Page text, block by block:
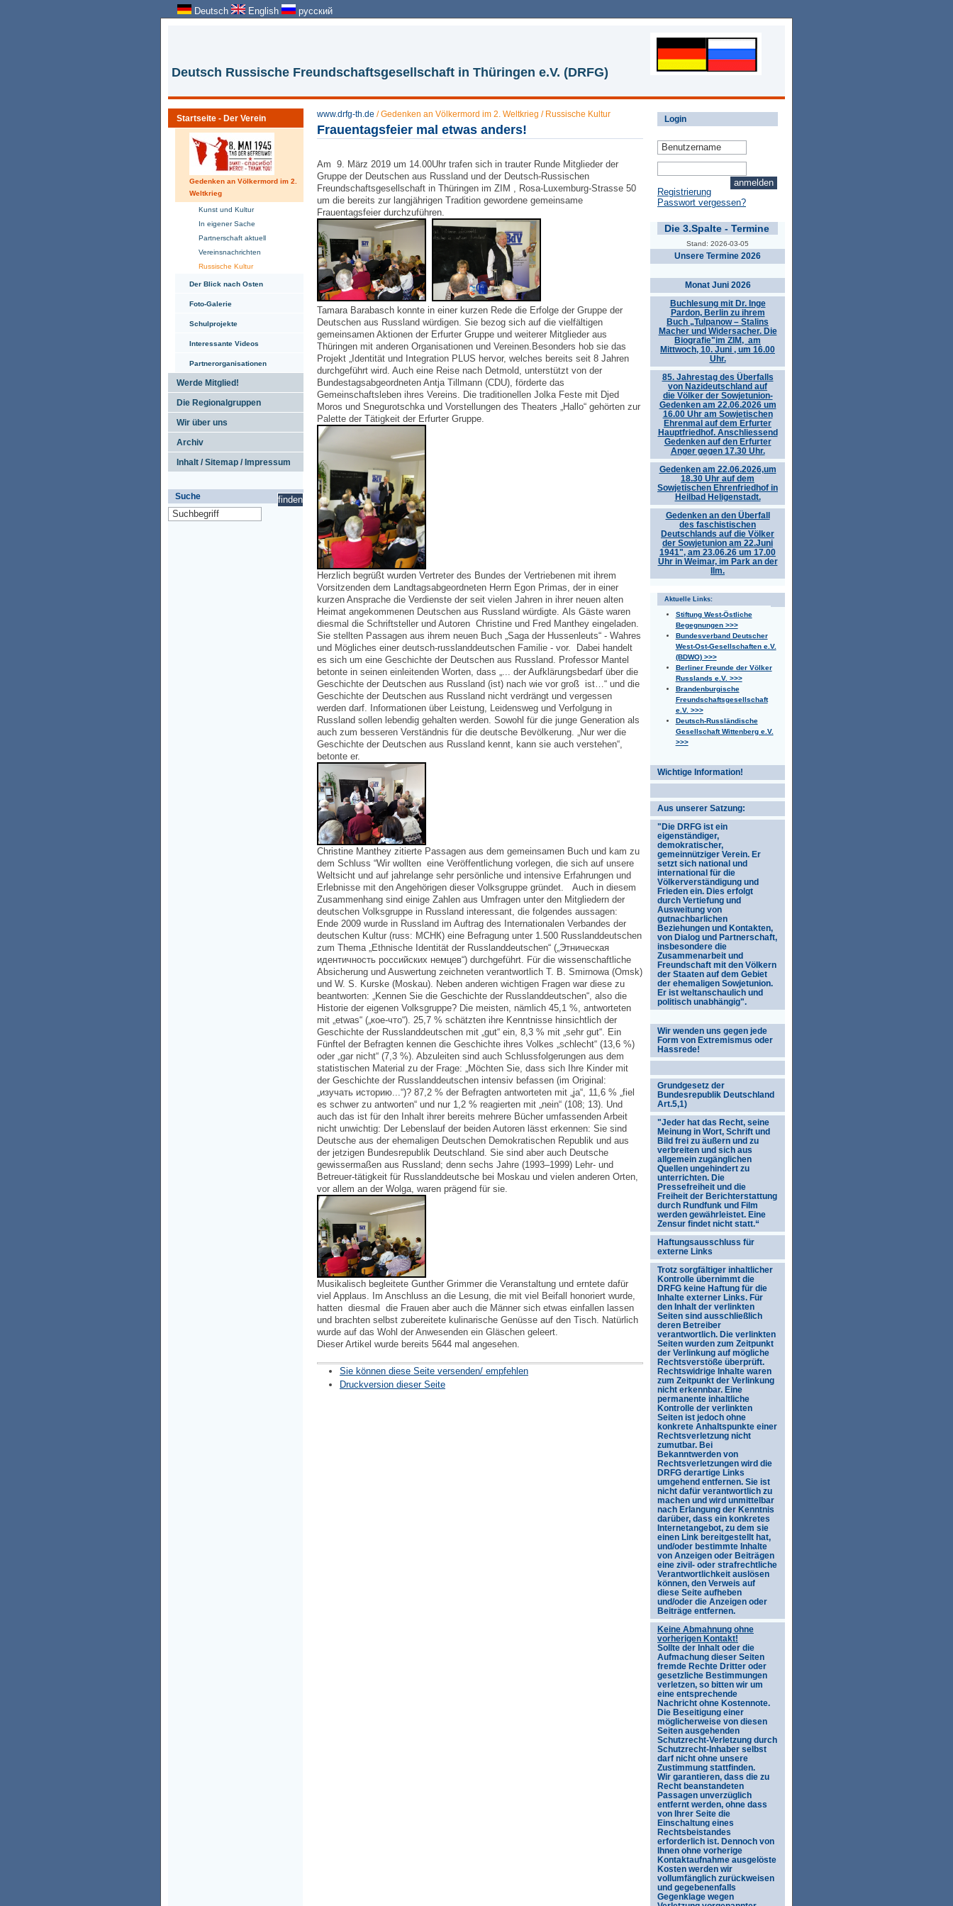
Deutsch English русский
Deutsch Russische Freundschaftsgesellschaft in Thüringen e.V. (DRFG)
Startseite - Der Verein
Gedenken an Völkermord im 2.
Weltkrieg
Kunst und Kultur
In eigener Sache
Partnerschaft aktuell
Vereinsnachrichten
Russische Kultur
Der Blick nach Osten
Foto-Galerie
Schulprojekte
Interessante Videos
Partnerorganisationen
Werde Mitglied!
Die Regionalgruppen
Wir über uns
Archiv
Inhalt / Sitemap / Impressum
Suche
Login
Registrierung
Passwort vergessen?
Die 3.Spalte - Termine
Stand: 2026-03-05
Unsere Termine 2026
Monat Juni 2026
Buchlesung mit Dr. Inge
Pardon, Berlin zu ihrem
Buch „Tulpanow – Stalins
Macher und Widersacher. Die
Biografie"im ZIM, am
Mittwoch, 10. Juni , um 16.00
Uhr.
85. Jahrestag des Überfalls
von Nazideutschland auf
die Völker der Sowjetunion-
Gedenken am 22.06.2026 um
16.00 Uhr am Sowjetischen
Ehrenmal auf dem Erfurter
Hauptfriedhof. Anschliessend
Gedenken auf den Erfurter
Anger gegen 17.30 Uhr.
Gedenken am 22.06.2026,um
18.30 Uhr auf dem
Sowjetischen Ehrenfriedhof in
Heilbad Heligenstadt.
Gedenken an den Überfall
des faschistischen
Deutschlands auf die Völker
der Sowjetunion am 22.Juni
1941", am 23.06.26 um 17.00
Uhr in Weimar, im Park an der
Ilm.
Aktuelle Links:
Stiftung West-Östliche
Begegnungen >>>
Bundesverband Deutscher
West-Ost-Gesellschaften e.V.
(BDWO) >>>
Berliner Freunde der Völker
Russlands e.V. >>>
Brandenburgische
Freundschaftsgesellschaft
e.V. >>>
Deutsch-Russländische
Gesellschaft Wittenberg e.V.
>>>
Wichtige Information!
Aus unserer Satzung:
"Die DRFG ist ein
eigenständiger,
demokratischer,
gemeinnütziger Verein. Er
setzt sich national und
international für die
Völkerverständigung und
Frieden ein. Dies erfolgt
durch Vertiefung und
Ausweitung von
gutnachbarlichen
Beziehungen und Kontakten,
von Dialog und Partnerschaft,
insbesondere die
Zusammenarbeit und
Freundschaft mit den Völkern
der Staaten auf dem Gebiet
der ehemaligen Sowjetunion.
Er ist weltanschaulich und
politisch unabhängig".
Wir wenden uns gegen jede
Form von Extremismus oder
Hassrede!
Grundgesetz der
Bundesrepublik Deutschland
Art.5,1)
"Jeder hat das Recht, seine
Meinung in Wort, Schrift und
Bild frei zu äußern und zu
verbreiten und sich aus
allgemein zugänglichen
Quellen ungehindert zu
unterrichten. Die
Pressefreiheit und die
Freiheit der Berichterstattung
durch Rundfunk und Film
werden gewährleistet. Eine
Zensur findet nicht statt.“
Haftungsausschluss für
externe Links
Trotz sorgfältiger inhaltlicher
Kontrolle übernimmt die
DRFG keine Haftung für die
Inhalte externer Links. Für
den Inhalt der verlinkten
Seiten sind ausschließlich
deren Betreiber
verantwortlich. Die verlinkten
Seiten wurden zum Zeitpunkt
der Verlinkung auf mögliche
Rechtsverstöße überprüft.
Rechtswidrige Inhalte waren
zum Zeitpunkt der Verlinkung
nicht erkennbar. Eine
permanente inhaltliche
Kontrolle der verlinkten
Seiten ist jedoch ohne
konkrete Anhaltspunkte einer
Rechtsverletzung nicht
zumutbar. Bei
Bekanntwerden von
Rechtsverletzungen wird die
DRFG derartige Links
umgehend entfernen. Sie ist
nicht dafür verantwortlich zu
machen und wird unmittelbar
nach Erlangung der Kenntnis
darüber, dass ein konkretes
Internetangebot, zu dem sie
einen Link bereitgestellt hat,
und/oder bestimmte Inhalte
von Anzeigen oder Beiträgen
eine zivil- oder strafrechtliche
Verantwortlichkeit auslösen
können, den Verweis auf
diese Seite aufheben
und/oder die Anzeigen oder
Beiträge entfernen.
Keine Abmahnung ohne
vorherigen Kontakt!
Sollte der Inhalt oder die
Aufmachung dieser Seiten
fremde Rechte Dritter oder
gesetzliche Bestimmungen
verletzen, so bitten wir um
eine entsprechende
Nachricht ohne Kostennote.
Die Beseitigung einer
möglicherweise von diesen
Seiten ausgehenden
Schutzrecht-Verletzung durch
Schutzrecht-Inhaber selbst
darf nicht ohne unsere
Zustimmung stattfinden.
Wir garantieren, dass die zu
Recht beanstandeten
Passagen unverzüglich
entfernt werden, ohne dass
von Ihrer Seite die
Einschaltung eines
Rechtsbeistandes
erforderlich ist. Dennoch von
Ihnen ohne vorherige
Kontaktaufnahme ausgelöste
Kosten werden wir
vollumfänglich zurückweisen
und gegebenenfalls
Gegenklage wegen
www.drfg-th.de /Gedenken an Völkermord im 2. Weltkrieg / Russische Kultur
Frauentagsfeier mal etwas anders!
Am 9. März 2019 um 14.00Uhr trafen sich in trauter Runde Mitglieder der
Gruppe der Deutschen aus Russland und der Deutsch-Russischen
Freundschaftsgesellschaft in Thüringen im ZIM , Rosa-Luxemburg-Strasse 50
um die bereits zur langjährigen Tradition gewordene gemeinsame
Frauentagsfeier durchzuführen.
Tamara Barabasch konnte in einer kurzen Rede die Erfolge der Gruppe der
Deutschen aus Russland würdigen. Sie bezog sich auf die vielfältigen
gemeinsamen Aktionen der Erfurter Gruppe und weiterer Mitglieder aus
Thüringen mit anderen Organisationen und Vereinen.Besonders hob sie das
Projekt „Identität und Integration PLUS hervor, welches bereits seit 8 Jahren
durchgeführt wird. Auch eine Reise nach Detmold, unterstützt von der
Bundestagsabgeordneten Antja Tillmann (CDU), förderte das
Gemeinschaftsleben ihres Vereins. Die traditionellen Jolka Feste mit Djed
Moros und Snegurotschka und Vorstellungen des Theaters „Hallo“ gehörten zur
Palette der Tätigkeit der Erfurter Gruppe.
Herzlich begrüßt wurden Vertreter des Bundes der Vertriebenen mit ihrem
Vorsitzenden dem Landtagsabgeordneten Herrn Egon Primas, der in einer
kurzen Ansprache die Verdienste der seit vielen Jahren in ihrer neuen alten
Heimat angekommenen Deutschen aus Russland würdigte. Als Gäste waren
diesmal die Schriftsteller und Autoren Christine und Fred Manthey eingeladen.
Sie stellten Passagen aus ihrem neuen Buch „Saga der Hussenleuts“ - Wahres
und Mögliches einer deutsch-russlanddeutschen Familie - vor. Dabei handelt
es sich um eine Geschichte der Deutschen aus Russland. Professor Mantel
betonte in seinen einleitenden Worten, dass „... der Aufklärungsbedarf über die
Geschichte der Deutschen aus Russland (ist) nach wie vor groß ist…“ und die
Geschichte der Deutschen aus Russland nicht verdrängt und vergessen
werden darf. Informationen über Leistung, Leidensweg und Verfolgung in
Russland sollen lebendig gehalten werden. Sowohl für die junge Generation als
auch zum besseren Verständnis für die deutsche Bevölkerung. „Nur wer die
Geschichte der Deutschen aus Russland kennt, kann sie auch verstehen“,
betonte er.
Christine Manthey zitierte Passagen aus dem gemeinsamen Buch und kam zu
dem Schluss “Wir wollten eine Veröffentlichung vorlegen, die sich auf unsere
Weltsicht und auf jahrelange sehr persönliche und intensive Erfahrungen und
Erlebnisse mit den Angehörigen dieser Volksgruppe gründet. Auch in diesem
Zusammenhang sind einige Zahlen aus Umfragen unter den Mitgliedern der
deutschen Volksgruppe in Russland interessant, die folgendes aussagen:
Ende 2009 wurde in Russland im Auftrag des Internationalen Verbandes der
deutschen Kultur (russ: МСНК) eine Befragung unter 1.500 Russlanddeutschen
zum Thema „Ethnische Identität der Russlanddeutschen“ („Этническая
идентичность российских немцев“) durchgeführt. Für die wissenschaftliche
Absicherung und Auswertung zeichneten verantwortlich T. B. Smirnowa (Omsk)
und W. S. Kurske (Moskau). Neben anderen wichtigen Fragen war diese zu
beantworten: „Kennen Sie die Geschichte der Russlanddeutschen“, also die
Historie der eigenen Volksgruppe? Die meisten, nämlich 45,1 %, antworteten
mit „etwas“ („кое-что“). 25,7 % schätzten ihre Kenntnisse hinsichtlich der
Geschichte der Russlanddeutschen mit „gut“ ein, 8,3 % mit „sehr gut“. Ein
Fünftel der Befragten kennen die Geschichte ihres Volkes „schlecht“ (13,6 %)
oder „gar nicht“ (7,3 %). Abzuleiten sind auch Schlussfolgerungen aus dem
statistischen Material zu der Frage: „Möchten Sie, dass sich Ihre Kinder mit
der Geschichte der Russlanddeutschen intensiv befassen (im Original:
„изучать историю...“)? 87,2 % der Befragten antworteten mit „ja“, 11,6 % „fiel
es schwer zu antworten“ und nur 1,2 % reagierten mit „nein“ (108; 13). Und
auch das ist für den Inhalt ihrer bereits mehrere Bücher umfassenden Arbeit
nicht unwichtig: Der Lebenslauf der beiden Autoren lässt erkennen: Sie sind
Deutsche aus der ehemaligen Deutschen Demokratischen Republik und aus
der jetzigen Bundesrepublik Deutschland. Sie sind aber auch Deutsche
gewissermaßen aus Russland; denn sechs Jahre (1993–1999) Lehr- und
Betreuer-tätigkeit für Russlanddeutsche bei Moskau und vielen anderen Orten,
vor allem an der Wolga, waren prägend für sie.
Musikalisch begleitete Gunther Grimmer die Veranstaltung und erntete dafür
viel Applaus. Im Anschluss an die Lesung, die mit viel Beifall honoriert wurde,
hatten diesmal die Frauen aber auch die Männer sich etwas einfallen lassen
und brachten selbst zubereitete kulinarische Genüsse auf den Tisch. Natürlich
wurde auf das Wohl der Anwesenden ein Gläschen geleert.
Dieser Artikel wurde bereits 5644 mal angesehen.
Sie können diese Seite versenden/ empfehlen
Druckversion dieser Seite